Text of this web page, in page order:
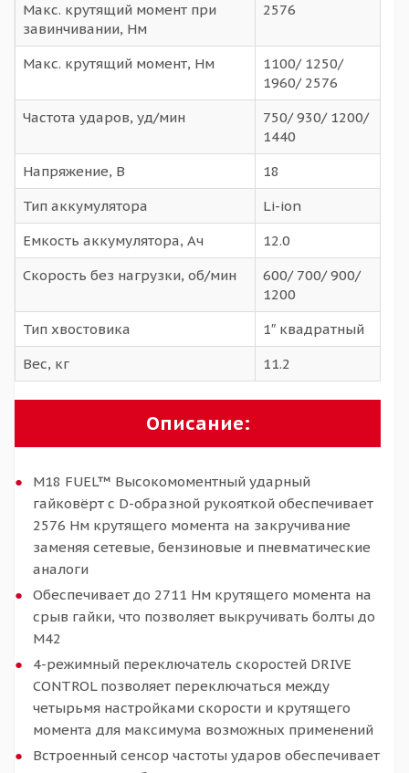
Макс. крутящий момент при
завинчивании, Нм
2576
Макс. крутящий момент, Нм
1100/ 1250/
1960/ 2576
Частота ударов, уд/мин
750/ 930/ 1200/
1440
Напряжение, В
18
Тип аккумулятора
Li-ion
Емкость аккумулятора, Ач
12.0
Скорость без нагрузки, об/мин
600/ 700/ 900/
1200
Тип хвостовика
1″ квадратный
Вес, кг
11.2
Описание:
M18 FUEL™ Высокомоментный ударный
гайковёрт с D-образной рукояткой обеспечивает
2576 Нм крутящего момента на закручивание
заменяя сетевые, бензиновые и пневматические
аналоги
Обеспечивает до 2711 Нм крутящего момента на
срыв гайки, что позволяет выкручивать болты до
М42
4-режимный переключатель скоростей DRIVE
CONTROL позволяет переключаться между
четырьмя настройками скорости и крутящего
момента для максимума возможных применений
Встроенный сенсор частоты ударов обеспечивает